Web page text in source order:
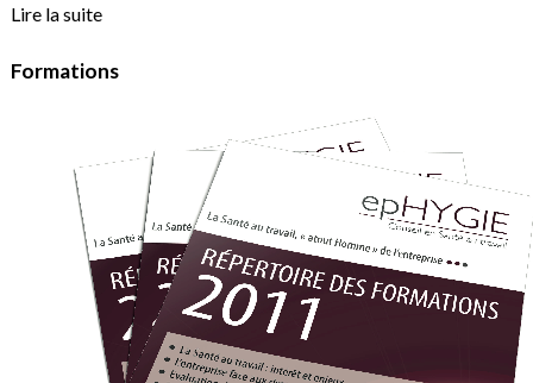
Lire la suite
Formations